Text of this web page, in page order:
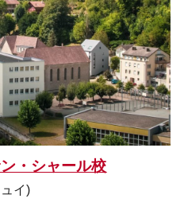
・シャール校
イ)